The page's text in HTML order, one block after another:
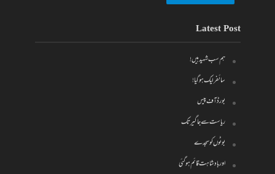
Latest Post
ہم سب شہید ہیں!
سائفر لیک ہو گیا!
بورڈ آف پیس
ریاست سے جاگیر تک
بوٹوں کو سجدے
اور بادشاہت قائم ہو گئی